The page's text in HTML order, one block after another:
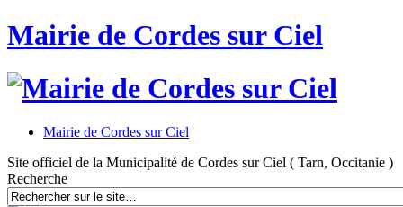
Mairie de Cordes sur Ciel
Mairie de Cordes sur Ciel
Site officiel de la Municipalité de Cordes sur Ciel ( Tarn, Occitanie )
Recherche